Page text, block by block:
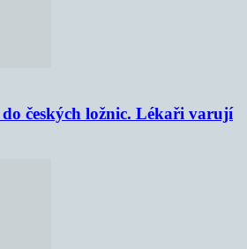
českých ložnic. Lékaři varují